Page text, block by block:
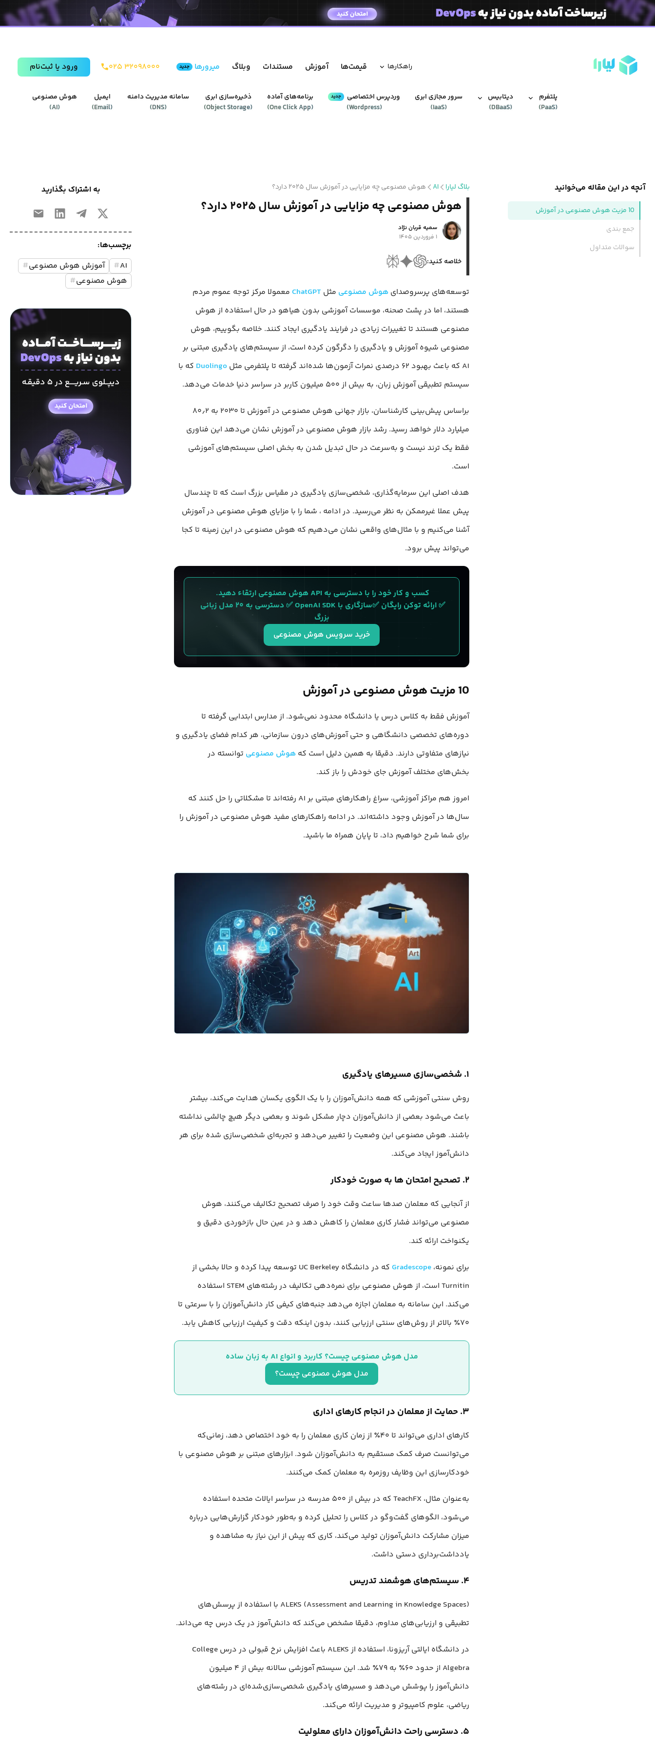
راهکار‌ها قیمت‌ها آموزش مستندات وبلاگ میرورها جدید ۰۲۵ ۳۲۰۹۸۰۰۰ ورود يا ثبت‌نام
هوش مصنوعی
(
AI
)
ایمیل
(
Email
)
سامانه مدیریت دامنه
(
DNS
)
ذخیره‌سازی ابری
(
Object Storage
)
برنامه‌های آماده
(
One Click App
)
وردپرس‌ اختصاصی جدید
(
Wordpress
)
سرور مجازی ابری
(
IaaS
)
دیتابیس‌
(
DBaaS
)
پلتفرم
(
PaaS
)
آنچه در این مقاله می‌خوانید
10 مزیت هوش مصنوعی در آموزش
جمع بندی
سوالات متداول
بلاگ لیارا AI هوش مصنوعی چه مزایایی در آموزش سال ۲۰۲۵ دارد؟
هوش مصنوعی چه مزایایی در آموزش سال ۲۰۲۵ دارد؟
سمیه قربان نژاد
۱ فروردین ۱۴۰۵
خلاصه کنید:
توسعه‌های پرسروصدای هوش مصنوعی مثل ChatGPT معمولا مرکز توجه عموم مردم
هستند، اما در پشت صحنه، موسسات آموزشی بدون هیاهو در حال استفاده از هوش
مصنوعی هستند تا تغییرات زیادی در فرایند یادگیری ایجاد کنند. خلاصه بگوییم، هوش
مصنوعی شیوه آموزش و یادگیری را دگرگون کرده است، از سیستم‌های یادگیری مبتنی بر
AI که باعث بهبود ۶۲ درصدی نمرات آزمون‌ها شده‌اند گرفته تا پلتفرمی مثل
Duolingo که با
سیستم تطبیقی آموزش زبان، به بیش از ۵۰۰ میلیون کاربر در سراسر دنیا خدمات می‌دهد.
براساس پیش‌بینی کارشناسان، بازار جهانی هوش مصنوعی در آموزش تا ۲۰۳۰ به ۸۰٫۲
میلیارد دلار خواهد رسید. رشد بازار هوش مصنوعی در آموزش نشان می‌دهد این فناوری
فقط یک ترند نیست و به‌سرعت در حال تبدیل شدن به بخش اصلی سیستم‌های آموزشی
است.
هدف اصلی این سرمایه‌گذاری، شخصی‌سازی یادگیری در مقیاس بزرگ است که تا چندسال
پیش عملا غیرممکن به نظر می‌رسید. در ادامه ، شما را با مزایای هوش مصنوعی در آموزش
آشنا می‌کنیم و با مثال‌های واقعی نشان می‌دهیم که هوش مصنوعی در این زمینه تا کجا
می‌تواند پیش برود.
کسب و کار خود را با دسترسی به API هوش مصنوعی ارتقاء دهید.
✅ ارائه توکن رایگان ✅سازگاری با OpenAI SDK ✅ دسترسی به ۲۰ مدل زبانی
بزرگ
خرید سرویس هوش مصنوعی
10 مزیت هوش مصنوعی در آموزش
آموزش فقط به کلاس درس یا دانشگاه محدود نمی‌شود. از مدارس ابتدایی گرفته تا
دوره‌های تخصصی دانشگاهی و حتی آموزش‌های درون سازمانی، هر کدام فضای یادگیری و
نیازهای متفاوتی دارند. دقیقا به همین دلیل است که هوش مصنوعی توانسته در
بخش‌های مختلف آموزش جای خودش را باز کند.
امروز هم مراکز آموزشی، سراغ راهکارهای مبتنی بر AI رفته‌اند تا مشکلاتی را حل کنند که
سال‌ها در آموزش وجود داشته‌اند. در ادامه راهکارهای مفید هوش مصنوعی در آموزش را
برای شما شرح خواهیم داد، تا پایان همراه ما باشید.
۱. شخصی‌سازی مسیرهای یادگیری
روش سنتی آموزشی که همه دانش‌آموزان را با یک الگوی یکسان هدایت می‌کند، بیشتر
باعث می‌شود بعضی از دانش‌آموزان دچار مشکل شوند و بعضی دیگر هیچ چالشی نداشته
باشند. هوش مصنوعی این وضعیت را تغییر می‌دهد و تجربه‌ای شخصی‌سازی شده برای هر
دانش‌آموز ایجاد می‌کند.
۲. تصحیح امتحان ها به صورت خودکار
از آنجایی که معلمان صدها ساعت وقت خود را صرف تصحیح تکالیف می‌کنند، هوش
مصنوعی می‌تواند فشار کاری معلمان را کاهش دهد و در عین حال بازخوردی دقیق و
یکنواخت ارائه کند.
برای نمونه، Gradescope
که در دانشگاه UC Berkeley توسعه پیدا کرده و حالا بخشی از
Turnitin است، از هوش مصنوعی برای نمره‌دهی تکالیف در رشته‌های STEM استفاده
می‌کند. این سامانه به معلمان اجازه می‌دهد جنبه‌های کیفی کار دانش‌آموزان را با سرعتی تا
۷۰٪ بالاتر از روش‌های سنتی ارزیابی کنند، بدون اینکه دقت و کیفیت ارزیابی کاهش یابد.
مدل هوش مصنوعی چیست؟ کاربرد و انواع AI به زبان ساده
مدل هوش مصنوعی چیست؟
۳. حمایت از معلمان در انجام کارهای اداری
کارهای اداری می‌تواند تا ۴۰٪ از زمان کاری معلمان را به خود اختصاص دهد، زمانی‌که
می‌توانست صرف کمک مستقیم به دانش‌آموزان شود. ابزارهای مبتنی بر هوش مصنوعی با
خودکارسازی این وظایف روزمره به معلمان کمک می‌کنند.
به‌عنوان مثال، TeachFX که در بیش از ۵۰۰ مدرسه در سراسر ایالات متحده استفاده
می‌شود، الگوهای گفت‌وگو در کلاس را تحلیل کرده و به‌طور خودکار گزارش‌هایی درباره
میزان مشارکت دانش‌آموزان تولید می‌کند، کاری که پیش از این نیاز به مشاهده و
یادداشت‌برداری دستی داشت.
۴. سیستم‌های هوشمند تدریس
ALEKS (Assessment and Learning in Knowledge Spaces) با استفاده از پرسش‌های
تطبیقی و ارزیابی‌های مداوم، دقیقا مشخص می‌کند که دانش‌آموز در یک درس چه می‌داند.
در دانشگاه ایالتی آریزونا، استفاده از ALEKS باعث افزایش نرخ قبولی در درس College
Algebra از حدود ۶۰٪ به ۷۹٪ شد. این سیستم آموزشی سالانه بیش از ۴ میلیون
دانش‌آموز را پوشش می‌دهد و مسیرهای یادگیری شخصی‌سازی‌شده‌ای در رشته‌های
ریاضی، علوم کامپیوتر و مدیریت ارائه می‌کند.
۵. دسترسی راحت دانش‌آموزان دارای معلولیت
به اشتراک بگذارید
برچسب‌ها:
AI
# آموزش هوش مصنوعی#
هوش مصنوعی#